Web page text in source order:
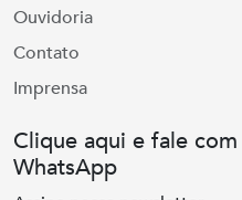
Ouvidoria
Contato
Imprensa
Clique aqui e fale
WhatsApp